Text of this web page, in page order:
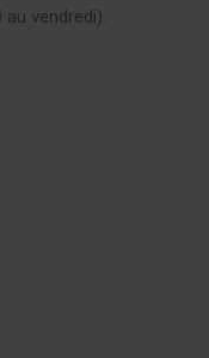
vendredi).